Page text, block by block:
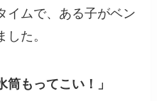
イムで、ある子がベン
た。
筒もってこい！」